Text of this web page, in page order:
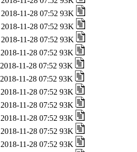
2018-11-28 07:52 93K
2018-11-28 07:52 93K
2018-11-28 07:52 93K
2018-11-28 07:52 93K
2018-11-28 07:52 93K
2018-11-28 07:52 93K
2018-11-28 07:52 93K
2018-11-28 07:52 93K
2018-11-28 07:52 93K
2018-11-28 07:52 93K
2018-11-28 07:52 93K